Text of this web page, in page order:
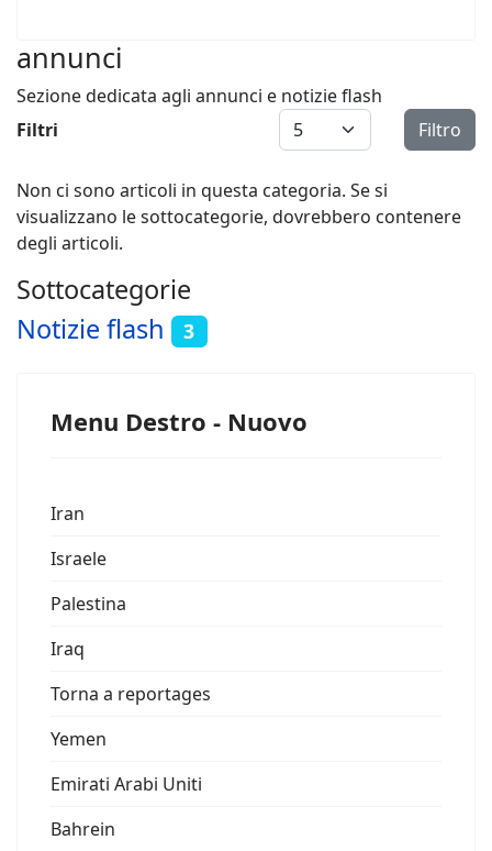
annunci
Sezione dedicata agli annunci e notizie flash
Filtri
Visualizza # Filtro
Non ci sono articoli in questa categoria. Se si
visualizzano le sottocategorie, dovrebbero contenere
degli articoli.
Sottocategorie
Notizie flash
3
Menu Destro - Nuovo
Iran
Israele
Palestina
Iraq
Torna a reportages
Yemen
Emirati Arabi Uniti
Bahrein